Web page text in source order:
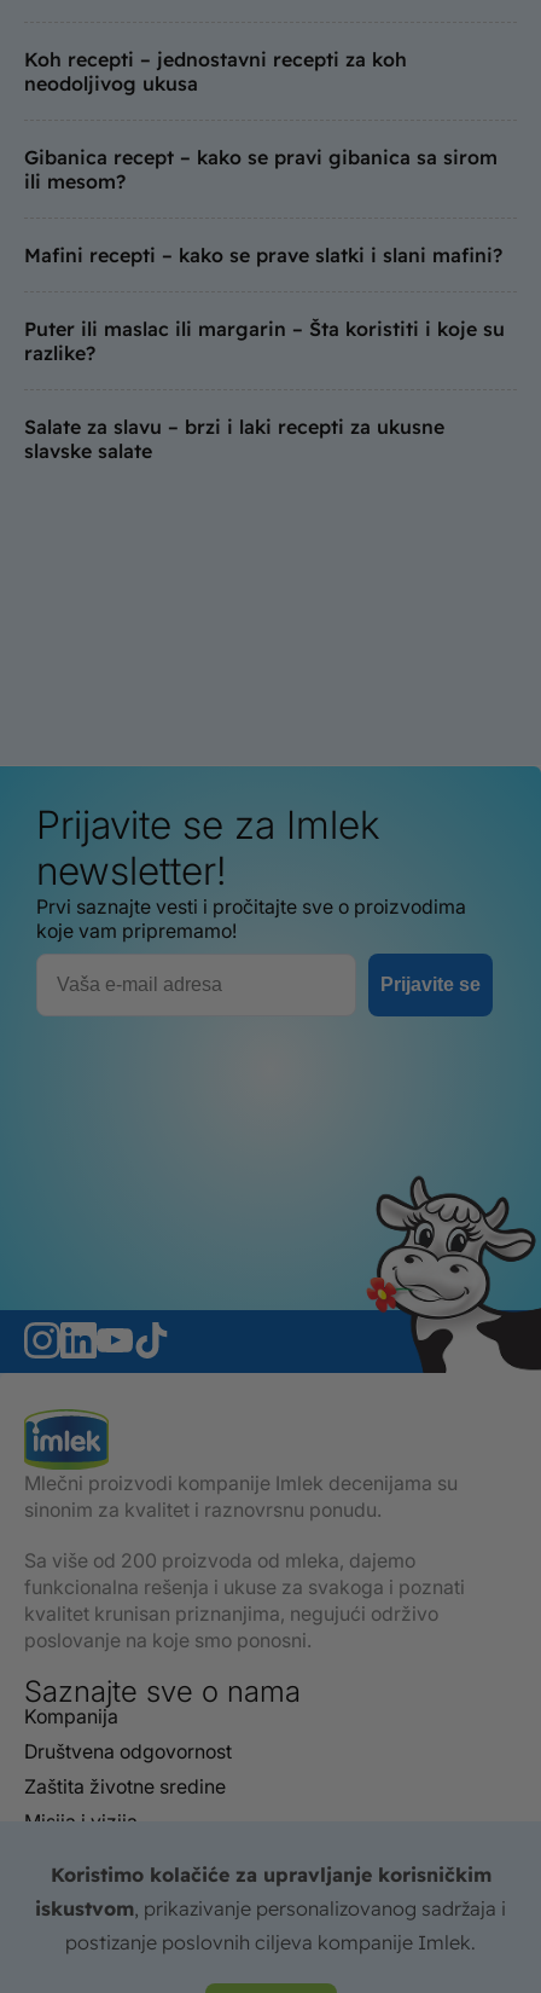
Koh recepti – jednostavni recepti za koh
neodoljivog ukusa
Gibanica recept – kako se pravi gibanica sa sirom
ili mesom?
Mafini recepti – kako se prave slatki i slani mafini?
Puter ili maslac ili margarin – Šta koristiti i koje su
razlike?
Salate za slavu – brzi i laki recepti za ukusne
slavske salate
Mlečni proizvodi kompanije Imlek decenijama su
sinonim za kvalitet i raznovrsnu ponudu.
Sa više od 200 proizvoda od mleka, dajemo
funkcionalna rešenja i ukuse za svakoga i poznati
kvalitet krunisan priznanjima, negujući održivo
poslovanje na koje smo ponosni.
Saznajte sve o nama
Kompanija
Društvena odgovornost
Zaštita životne sredine
Misija i vizija
Kontakt
© 2026 IMLEK Sva prava zadržana. Izrada web sajta:
Prijavite se za Imlek
newsletter!
Prvi saznajte vesti i pročitajte sve o proizvodima
koje vam pripremamo!
Email
Prijavite se
Koristimo kolačiće za upravljanje korisničkim
iskustvom, prikazivanje personalizovanog sadržaja i
postizanje poslovnih ciljeva kompanije Imlek.